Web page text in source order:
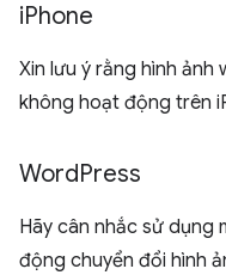
iPhone
Xin lưu ý rằng hình ảnh
không hoạt động trên
WordPress
Hãy cân nhắc sử dụng
động chuyển đổi hình